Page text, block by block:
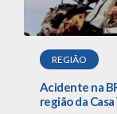
REGIÃO
Acidente na
região da